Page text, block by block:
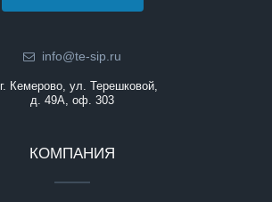
info@te-sip.ru
г. Кемерово, ул. Терешковой,
д. 49А, оф. 303
КОМПАНИЯ